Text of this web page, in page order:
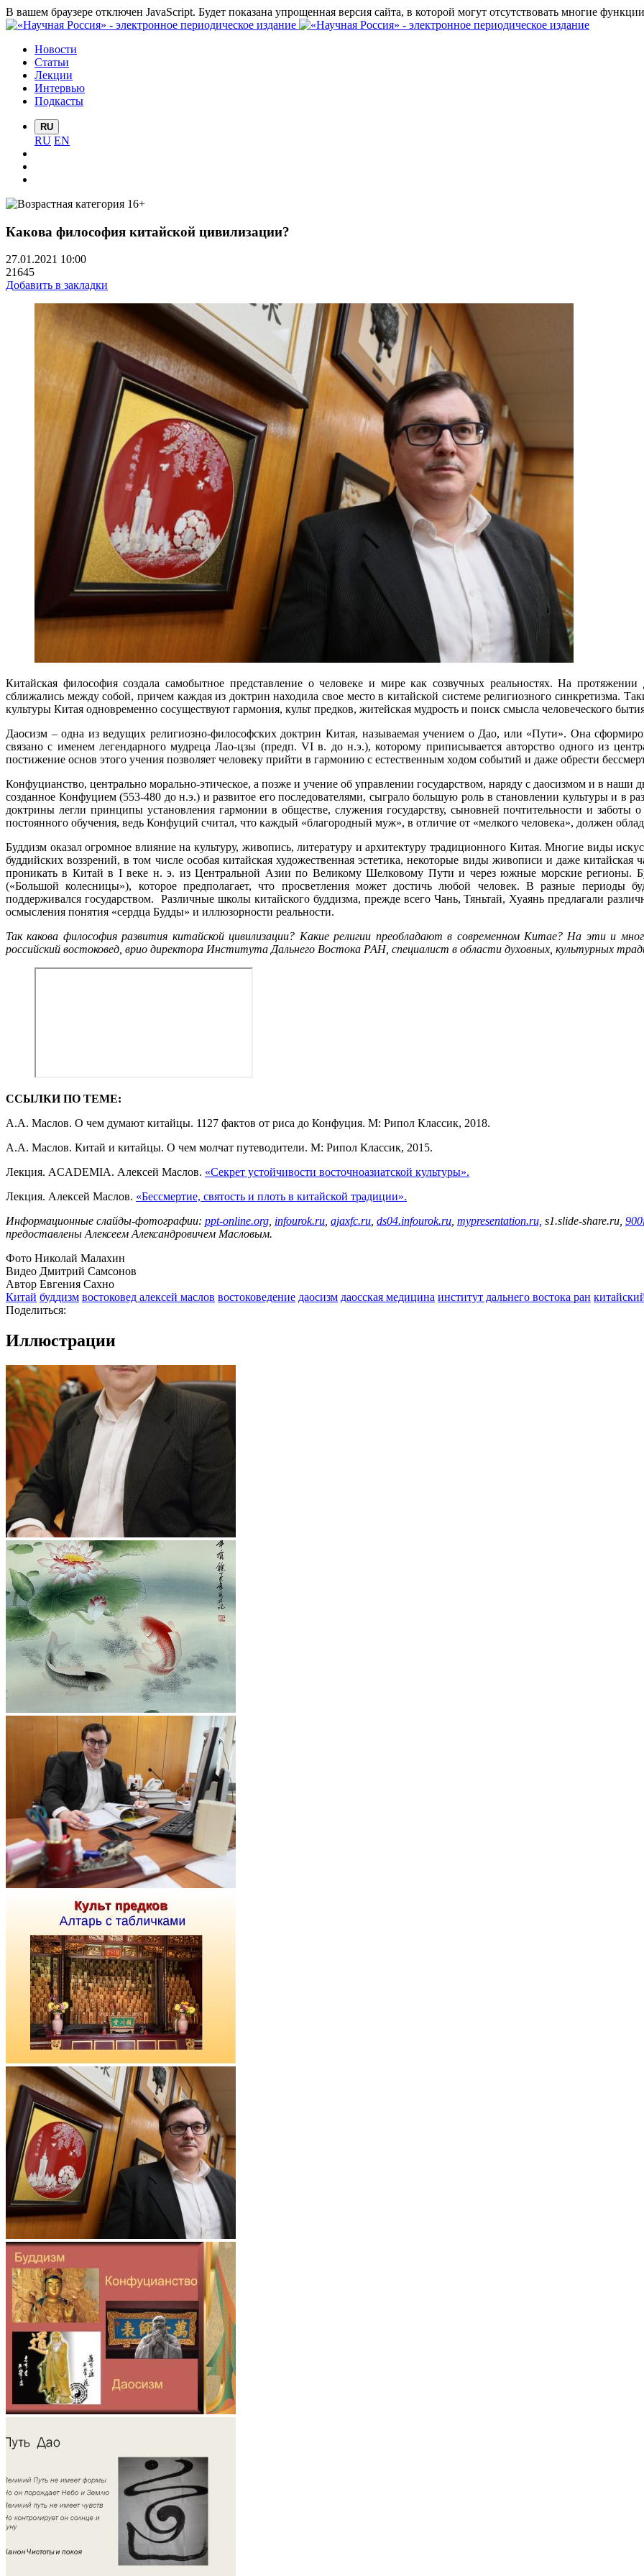
В вашем браузере отключен JavaScript. Будет показана упрощенная версия сайта, в которой могут отсутствовать многие
Новости
Статьи
Лекции
Интервью
Подкасты
RU
RU EN
Какова философия китайской цивилизации?
27.01.2021 10:00
21645
Добавить в закладки
Китайская философия создала самобытное представление о человеке и мире как созвучных реальностях. На
сближались между собой, причем каждая из доктрин находила свое место в китайской системе религиозного синкретизма.
культуры Китая одновременно сосуществуют гармония, культ предков, житейская мудрость и поиск смысла человеческого
Даосизм – одна из ведущих религиозно-философских доктрин Китая, называемая учением о Дао, или «Пути». Она
связано с именем легендарного мудреца Лао-цзы (предп. VI в. до н.э.), которому приписывается авторство одного из
постижение основ этого учения позволяет человеку прийти в гармонию с естественным ходом событий и даже обрести
Конфуцианство, центрально морально-этическое, а позже и учение об управлении государством, наряду с даосизмом и в
созданное Конфуцием (553-480 до н.э.) и развитое его последователями, сыграло большую роль в становлении культуры и в
доктрины легли принципы установления гармонии в обществе, служения государству, сыновней почтительности и заботы
постоянного обучения, ведь Конфуций считал, что каждый «благородный муж», в отличие от «мелкого человека», должен
Буддизм оказал огромное влияние на культуру, живопись, литературу и архитектуру традиционного Китая. Многие виды
буддийских воззрений, в том числе особая китайская художественная эстетика, некоторые виды живописи и даже китайская
проникать в Китай в I веке н. э. из Центральной Азии по Великому Шелковому Пути и через южные морские регионы.
(«Большой колесницы»), которое предполагает, что просветления может достичь любой человек. В разные периоды
поддерживался государством. Различные школы китайского буддизма, прежде всего Чань, Тяньтай, Хуаянь предлагали
осмысления понятия «сердца Будды» и иллюзорности реальности.
Так какова философия развития китайской цивилизации? Какие религии преобладают в современном Китае? На эти и
российский востоковед, врио директора Института Дальнего Востока РАН, специалист в области духовных, культурных
ССЫЛКИ ПО ТЕМЕ:
А.А. Маслов. О чем думают китайцы. 1127 фактов от риса до Конфуция. М: Рипол Классик, 2018.
А.А. Маслов. Китай и китайцы. О чем молчат путеводители. М: Рипол Классик, 2015.
Лекция. ACADEMIA. Алексей Маслов. «Секрет устойчивости восточноазиатской культуры».
Лекция. Алексей Маслов. «Бессмертие, святость и плоть в китайской традиции».
Информационные слайды-фотографии: ppt-online.org, infourok.ru, ajaxfc.ru, ds04.infourok.ru, mypresentation.ru, s1.slide-share.ru,
предоставлены Алексеем Александровичем Масловым.
Фото Николай Малахин
Видео Дмитрий Самсонов
Автор Евгения Сахно
Китай буддизм востоковед алексей маслов востоковедение даосизм даосская медицина институт дальнего востока ран
Поделиться:
Иллюстрации